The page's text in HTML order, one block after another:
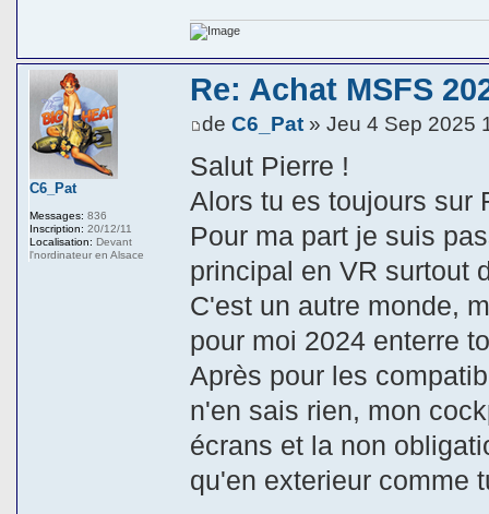
Re: Achat MSFS
deC6_Pat » Jeu 4 Sep 2025
Salut Pierre !
Alors tu es toujours sur
Pour ma part je suis
principal en VR surtout
C'est un autre monde,
pour moi 2024 enterre
Après pour les
n'en sais rien, mon
écrans et la non
qu'en exterieur comme
C6_Pat
Messages: 836
Inscription: 20/12/11
Localisation: Devant
l'nordinateur en Alsace